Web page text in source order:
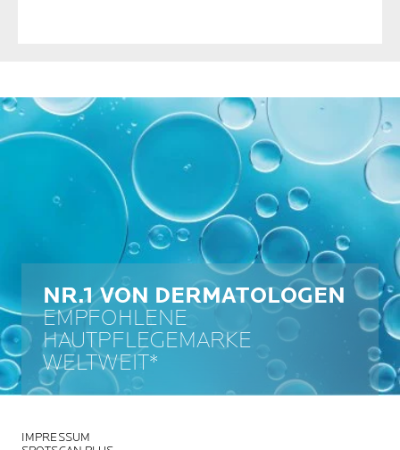
NR.1 VON DERMATOLOGEN
EMPFOHLENE
HAUTPFLEGEMARKE
WELTWEIT*
IMPRESSUM